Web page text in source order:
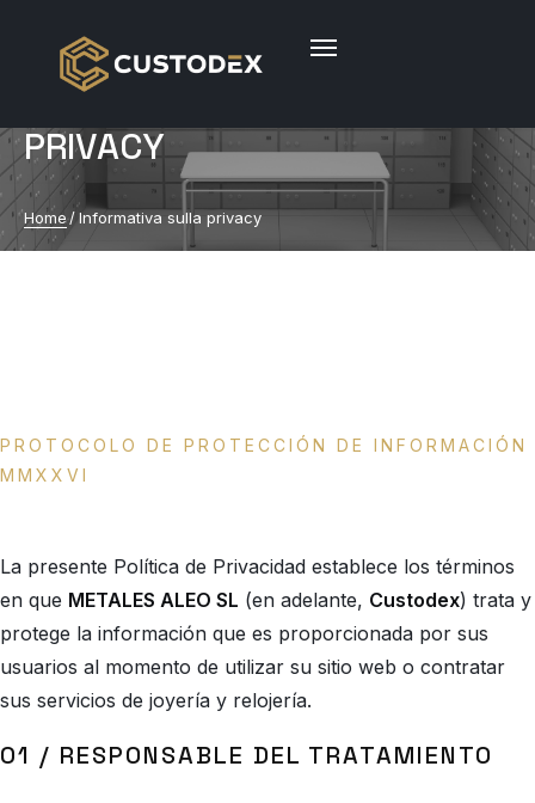
INFORMATIVA SULLA
PRIVACY
Home/Informativa sulla privacy
PROTOCOLO DE PROTECCIÓN DE INFORMACIÓN
MMXXVI
La presente Política de Privacidad establece los términos
en que METALES ALEO SL (en adelante, Custodex) trata y
protege la información que es proporcionada por sus
usuarios al momento de utilizar su sitio web o contratar
sus servicios de joyería y relojería.
01 / RESPONSABLE DEL TRATAMIENTO